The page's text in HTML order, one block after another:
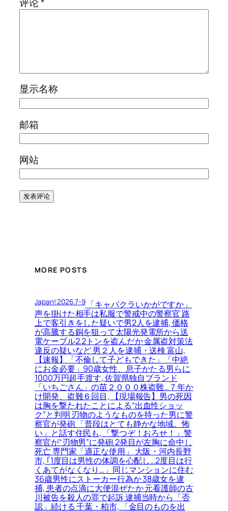
显示名称
邮箱
网站
MORE POSTS
Japan! 2026.7-9「キャバクラいかがですか」
声を掛けた相手は私服で警戒中の警察官 路
上で客引きをした疑いで男2人を逮捕, 価格
が高騰する銅を狙って太陽光発電所から送
電ケーブル2.2トンを盗んだか 金属盗対策法
違反の疑いなど 男２人を逮捕・送検 富山,
【速報】「不倫して子どもできた」「中絶
にお金必要」90歳女性、息子かたる男らに
1000万円超手渡す, 佐賀県独自ブランド
「いちごさん」の苗２０００株盗難…７年か
け開発、盗難６回目, 【現場報告】男の死因
は胸を撃たれたことによる“出血性ショッ
ク”と判明 刃物のようなものを持った男に警
察官が発砲 「普段はとても静かな地域。怖
い」と話す住民も, 「撃つぞ！おろせ！」警
察官が“刃物男”に発砲 2発目が左胸に命中し
死亡 専門家「適正な使用」 大阪・河内長野
市, ｢1度目は男性の体調を心配し…2度目は行
くあてがなくなり…」同じマンションに住む
36歳男性にストーカー行為か 38歳女を逮
捕, 患者の点滴に大便混ぜたか 元看護師の古
川被告を殺人の罪で起訴 逮捕当時から「否
認」続ける 千葉・柏市, 「金目のものを出